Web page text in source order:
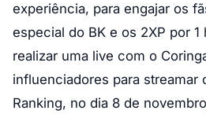
experiência, para engajar os
especial do BK e os 2XP por 1
realizar uma live com o
influenciadores para streamar
Ranking, no dia 8 de